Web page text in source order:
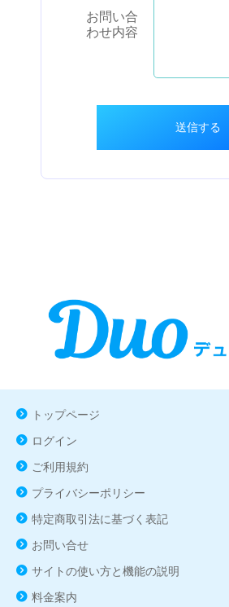
お問い合
わせ内容
トップページ
ログイン
ご利用規約
プライバシーポリシー
特定商取引法に基づく表記
お問い合せ
サイトの使い方と機能の説明
料金案内